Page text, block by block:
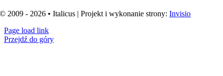
© 2009 - 2026 • Italicus | Projekt i wykonanie strony:Invisio
Page load link
Przejdź do góry